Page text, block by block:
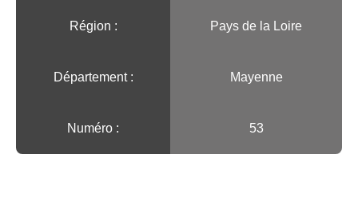
Région :️ Pays de la Loire
Département : Mayenne
Numéro : 53